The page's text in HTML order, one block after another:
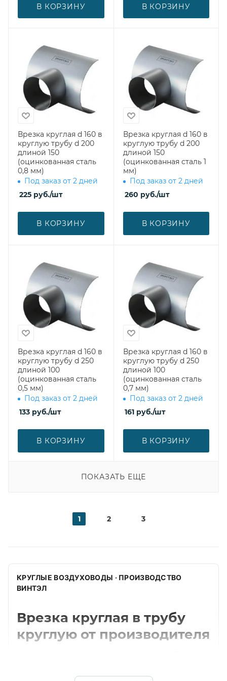
В КОРЗИНУ В КОРЗИНУ
Врезка круглая d 160 в
круглую трубу d 200
длиной 150
(оцинкованная сталь
0,8 мм)
Под заказ от 2 дней
225 руб./шт
В КОРЗИНУ
Врезка круглая d 160 в
круглую трубу d 200
длиной 150
(оцинкованная сталь 1
мм)
Под заказ от 2 дней
260 руб./шт
В КОРЗИНУ
Врезка круглая d 160 в
круглую трубу d 250
длиной 100
(оцинкованная сталь
0,5 мм)
Под заказ от 2 дней
133 руб./шт
В КОРЗИНУ
Врезка круглая d 160 в
круглую трубу d 250
длиной 100
(оцинкованная сталь
0,7 мм)
Под заказ от 2 дней
161руб./шт
В КОРЗИНУ
ПОКАЗАТЬ ЕЩЕ
1 2 3
КРУГЛЫЕ ВОЗДУХОВОДЫ · ПРОИЗВОДСТВО
ВИНТЭЛ
Врезка круглая в трубу
круглую от производителя